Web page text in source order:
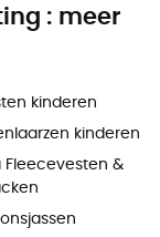
: meer
kinderen
kinderen
Fleecevesten &